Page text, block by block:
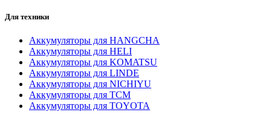
Для техники
Аккумуляторы для HANGCHA
Аккумуляторы для HELI
Аккумуляторы для KOMATSU
Аккумуляторы для LINDE
Аккумуляторы для NICHIYU
Аккумуляторы для TCM
Аккумуляторы для TOYOTA